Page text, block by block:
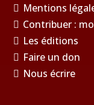
Mentions
Contribuer :
Les éditions
Faire un don
Nous écrire